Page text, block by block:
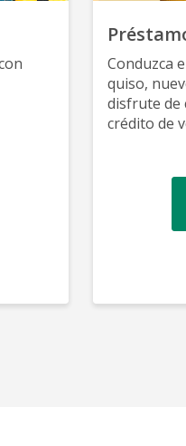
Conduzca
quiso,
disfrute de
crédito de